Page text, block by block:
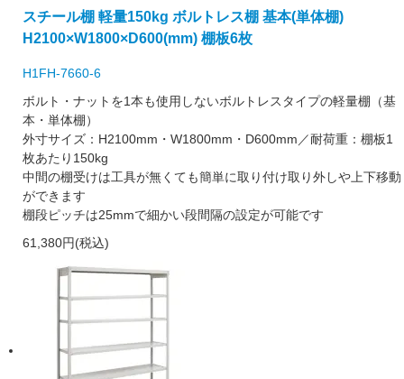
スチール棚 軽量150kg ボルトレス棚 基本(単体棚)
H2100×W1800×D600(mm) 棚板6枚
H1FH-7660-6
ボルト・ナットを1本も使用しないボルトレスタイプの軽量棚（基
本・単体棚）
外寸サイズ：H2100mm・W1800mm・D600mm／耐荷重：棚板1
枚あたり150kg
中間の棚受けは工具が無くても簡単に取り付け取り外しや上下移動
ができます
棚段ピッチは25mmで細かい段間隔の設定が可能です
61,380円(税込)